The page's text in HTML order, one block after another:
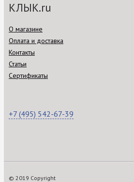
КЛЫК.ru
О магазине
Оплата и доставка
Контакты
Статьи
Сертификаты
+7 (495) 542-67-39
© 2019 Copyright